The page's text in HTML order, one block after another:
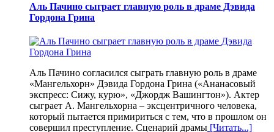
Аль Пачино сыграет главную роль в драме Дэвида
Гордона Грина
Аль Пачино согласился сыграть главную роль в драме
«Мангельхорн» Дэвида Гордона Грина («Ананасовый
экспресс: Сижу, курю», «Джордж Вашингтон»). Актер
сыграет А. Мангельхорна – эксцентричного человека,
который пытается примириться с тем, что в прошлом он
совершил преступление. Сценарий драмы [Читать...]